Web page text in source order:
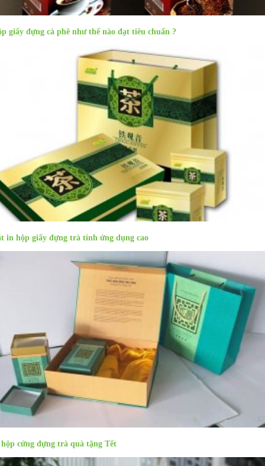
giấy đựng cà phê như thế nào đạt tiêu chuẩn ?
in hộp giấy đựng trà tính ứng dụng cao
cứng đựng trà quà tặng Tết